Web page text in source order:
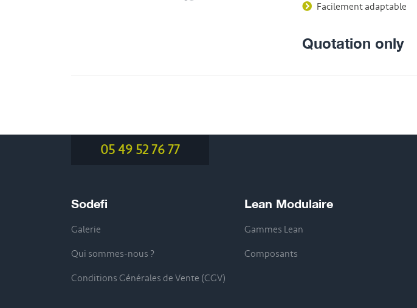
Facilement adaptable
Quotation only
05 49 52 76 77
Sodefi
Galerie
Qui sommes-nous ?
Conditions Générales de Vente (CGV)
Lean Modulaire
Gammes Lean
Composants